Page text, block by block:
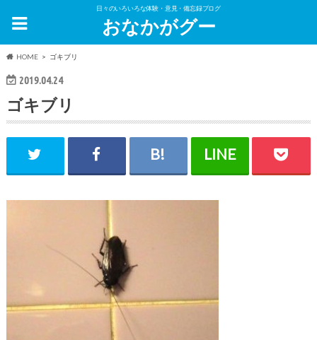
日々のいろいろな体験・意見・備忘録ブログ
おなかがグー
HOME ゴキブリ
2019.04.24
ゴキブリ